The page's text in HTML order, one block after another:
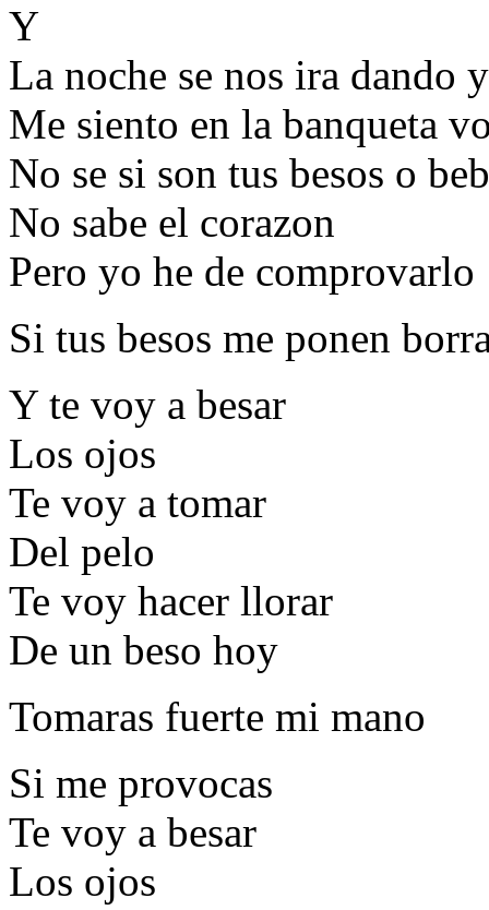
Y
La noche se nos ira dando
Me siento en la banqueta
No se si son tus besos o
No sabe el corazon
Pero yo he de comprovarlo
Si tus besos me ponen
Y te voy a besar
Los ojos
Te voy a tomar
Del pelo
Te voy hacer llorar
De un beso hoy
Tomaras fuerte mi mano
Si me provocas
Te voy a besar
Los ojos